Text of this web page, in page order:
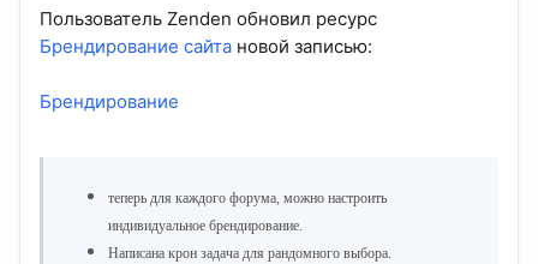
Пользователь Zenden обновил ресурс
Брендирование сайта новой записью:
Брендирование
теперь для каждого форума, можно настроить
индивидуальное брендирование.
Написана крон задача для рандомного выбора.